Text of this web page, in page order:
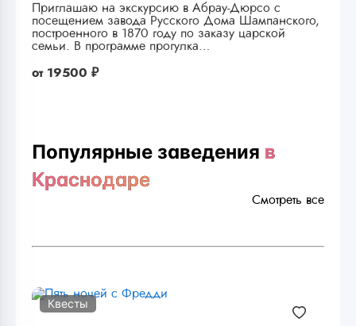
Приглашаю на экскурсию в Абрау-Дюрсо с
посещением завода Русского Дома Шампанского,
построенного в 1870 году по заказу царской
семьи. В программе прогулка…
от 19500 ₽
Популярные заведения в
Краснодаре
Смотреть все
Квесты